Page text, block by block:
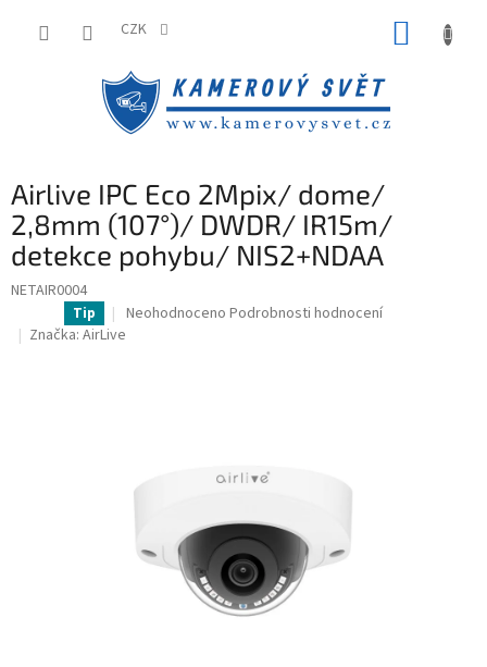
CZK
Airlive IPC Eco 2Mpix/ dome/
2,8mm (107°)/ DWDR/ IR15m/
detekce pohybu/ NIS2+NDAA
NETAIR0004
Tip
Průměrné
hodnocení
Neohodnoceno Podrobnosti hodnocení
Značka: AirLive